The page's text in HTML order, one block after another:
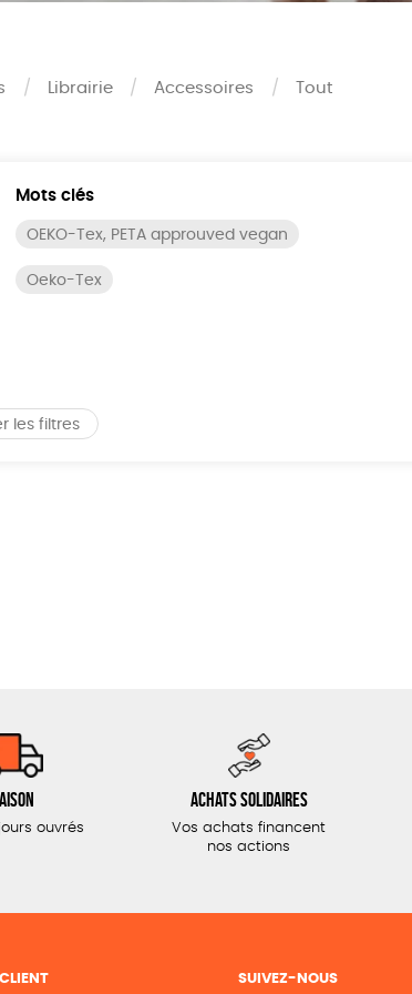
Librairie Accessoires Tout
Mots clés
OEKO-Tex, PETA approuved vegan
Oeko-Tex
les filtres
ouvrés
Achats solidaires
Vos achats financent
nos actions
SUIVEZ-NOUS